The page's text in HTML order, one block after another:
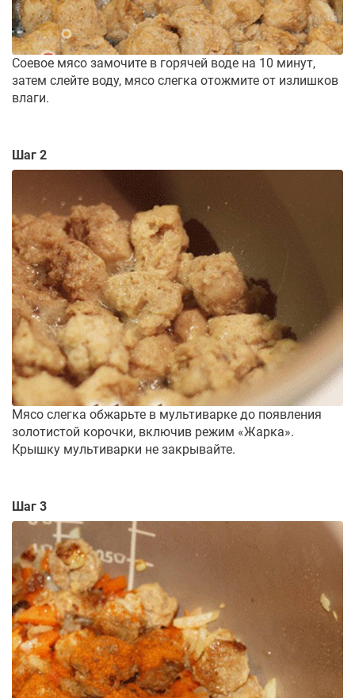
Соевое мясо замочите в горячей воде на 10 минут,
затем слейте воду, мясо слегка отожмите от излишков
влаги.
Шаг 2
Мясо слегка обжарьте в мультиварке до появления
золотистой корочки, включив режим «Жарка».
Крышку мультиварки не закрывайте.
Шаг 3